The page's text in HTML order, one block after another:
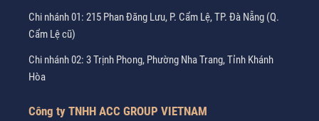
Chi nhánh 01: 215 Phan Đăng Lưu, P. Cẩm Lệ, TP. Đà Nẵng (Q.
Cẩm Lệ cũ)
Chi nhánh 02: 3 Trịnh Phong, Phường Nha Trang, Tỉnh Khánh
Hòa
Công ty TNHH ACC GROUP VIETNAM